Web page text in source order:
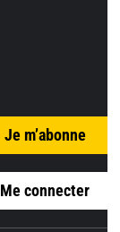
Je m’abonne
Me connecter